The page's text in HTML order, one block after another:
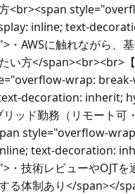
<br><span
inline; text-
・AWSに触れながら、
い方</span><br><br>【
wrap:
decoration: inherit;
ッド勤務（リモート可
style="overflow-
text-decoration:
・技術レビューやOJTを
る体制あり</span></